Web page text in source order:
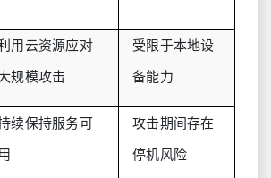
用云资源应对
规模攻击
受限于本地设
备能力
续保持服务可
攻击期间存在
停机风险